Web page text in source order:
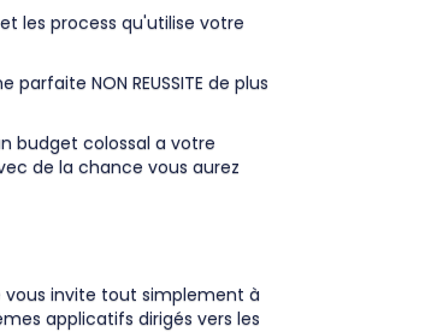
les process qu'utilise votre
NON REUSSITE de plus
budget colossal a votre
de la chance vous aurez
vous invite tout simplement à
applicatifs dirigés vers les